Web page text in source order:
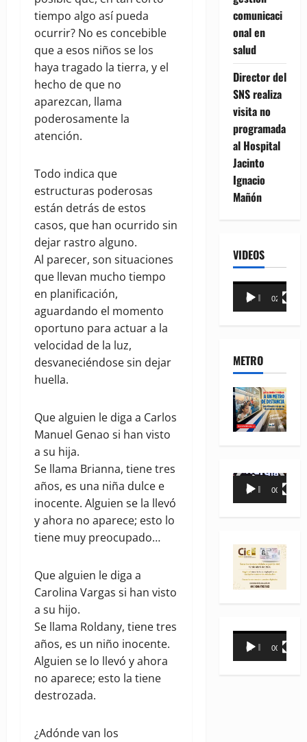
tiempo algo así pueda
ocurrir? No es concebible
que a esos niños se los
haya tragado la tierra, y el
hecho de que no
aparezcan, llama
poderosamente la
atención.
Todo indica que
estructuras poderosas
están detrás de estos
casos, que han ocurrido sin
dejar rastro alguno.
Al parecer, son situaciones
que llevan mucho tiempo
en planificación,
aguardando el momento
oportuno para actuar a la
velocidad de la luz,
desvaneciéndose sin dejar
huella.
Que alguien le diga a Carlos
Manuel Genao si han visto
a su hija.
Se llama Brianna, tiene tres
años, es una niña dulce e
inocente. Alguien se la llevó
y ahora no aparece; esto lo
tiene muy preocupado…
Que alguien le diga a
Carolina Vargas si han visto
a su hijo.
Se llama Roldany, tiene tres
años, es un niño inocente.
Alguien se lo llevó y ahora
no aparece; esto la tiene
destrozada.
¿Adónde van los
comunicaci
onal en
salud
Director del
SNS realiza
visita no
programada
al Hospital
Jacinto
Ignacio
Mañón
VIDEOS
Reproductor
00:00 02:18
METRO
Reproductor
00:00 00:35
Reproductor
00:00 00:31